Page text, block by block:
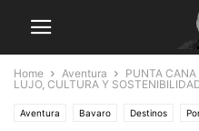
Home Aventura
PUNTA
LUJO, CULTURA Y
Aventura Bavaro Destinos